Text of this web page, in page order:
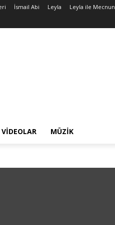
İsmail Abi Leyla Leyla ile Mecnun
VIDEOLAR MÜZIK